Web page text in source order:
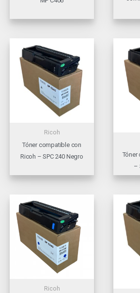
Ricoh
Tóner compatible con
Ricoh – SPC 240 Negro
Tóner
–
Ricoh